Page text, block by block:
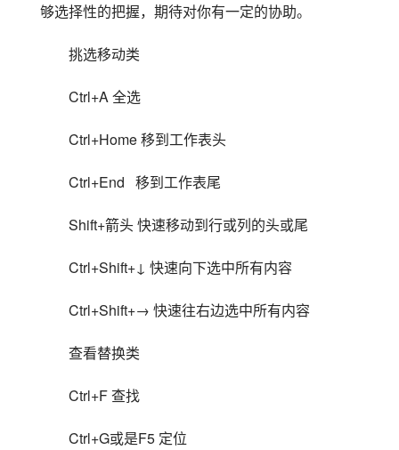
够选择性的把握，期待对你有一定的协助。
挑选移动类
Ctrl+A 全选
Ctrl+Home 移到工作表头
Ctrl+End   移到工作表尾
Shift+箭头 快速移动到行或列的头或尾
Ctrl+Shift+↓ 快速向下选中所有内容
Ctrl+Shift+→ 快速往右边选中所有内容
查看替换类
Ctrl+F 查找
Ctrl+G或是F5 定位